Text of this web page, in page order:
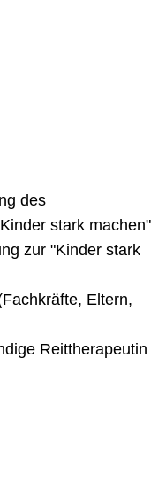
des
stark machen"
zur "Kinder stark
Eltern,
Reittherapeutin